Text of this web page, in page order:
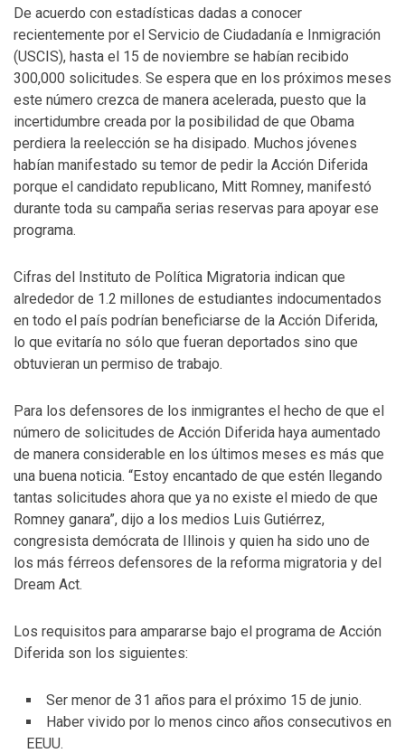
De acuerdo con estadísticas dadas a conocer
recientemente por el Servicio de Ciudadanía e Inmigración
(USCIS), hasta el 15 de noviembre se habían recibido
300,000 solicitudes. Se espera que en los próximos meses
este número crezca de manera acelerada, puesto que la
incertidumbre creada por la posibilidad de que Obama
perdiera la reelección se ha disipado. Muchos jóvenes
habían manifestado su temor de pedir la Acción Diferida
porque el candidato republicano, Mitt Romney, manifestó
durante toda su campaña serias reservas para apoyar ese
programa.
Cifras del Instituto de Política Migratoria indican que
alrededor de 1.2 millones de estudiantes indocumentados
en todo el país podrían beneficiarse de la Acción Diferida,
lo que evitaría no sólo que fueran deportados sino que
obtuvieran un permiso de trabajo.
Para los defensores de los inmigrantes el hecho de que el
número de solicitudes de Acción Diferida haya aumentado
de manera considerable en los últimos meses es más que
una buena noticia. “Estoy encantado de que estén llegando
tantas solicitudes ahora que ya no existe el miedo de que
Romney ganara”, dijo a los medios Luis Gutiérrez,
congresista demócrata de Illinois y quien ha sido uno de
los más férreos defensores de la reforma migratoria y del
Dream Act.
Los requisitos para ampararse bajo el programa de Acción
Diferida son los siguientes:
Ser menor de 31 años para el próximo 15 de junio.
Haber vivido por lo menos cinco años consecutivos en
EEUU.